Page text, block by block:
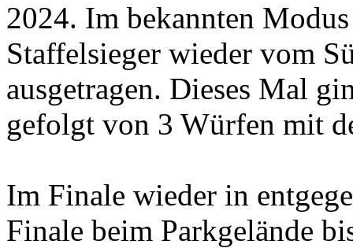
2024. Im bekannten
Staffelsieger wieder vom
ausgetragen. Dieses Mal
gefolgt von 3 Würfen mit
Im Finale wieder in
Finale beim Parkgelände